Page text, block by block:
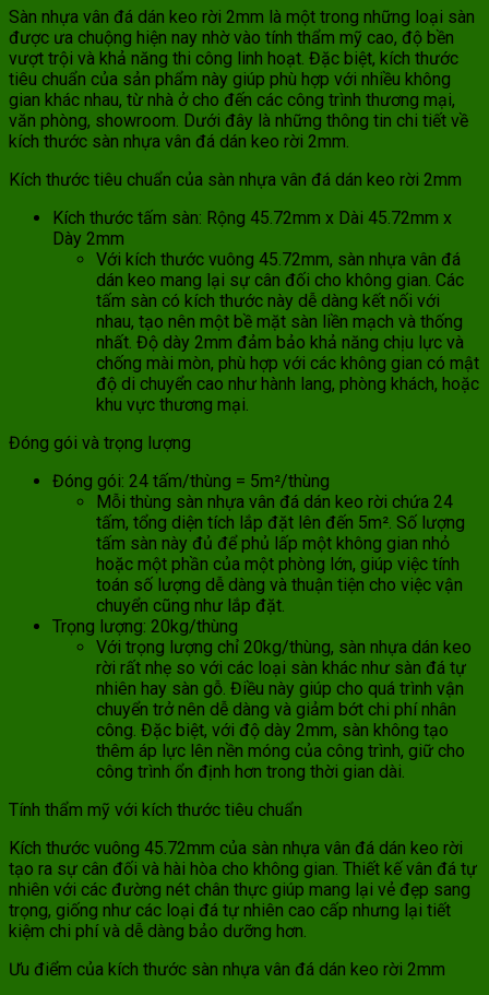
Sàn nhựa vân đá dán keo rời 2mm là một trong những loại sàn
được ưa chuộng hiện nay nhờ vào tính thẩm mỹ cao, độ bền
vượt trội và khả năng thi công linh hoạt. Đặc biệt, kích thước
tiêu chuẩn của sản phẩm này giúp phù hợp với nhiều không
gian khác nhau, từ nhà ở cho đến các công trình thương mại,
văn phòng, showroom. Dưới đây là những thông tin chi tiết về
kích thước sàn nhựa vân đá dán keo rời 2mm.
Kích thước tiêu chuẩn của sàn nhựa vân đá dán keo rời 2mm
Kích thước tấm sàn: Rộng 45.72mm x Dài 45.72mm x
Dày 2mm
Với kích thước vuông 45.72mm, sàn nhựa vân đá
dán keo mang lại sự cân đối cho không gian. Các
tấm sàn có kích thước này dễ dàng kết nối với
nhau, tạo nên một bề mặt sàn liền mạch và thống
nhất. Độ dày 2mm đảm bảo khả năng chịu lực và
chống mài mòn, phù hợp với các không gian có mật
độ di chuyển cao như hành lang, phòng khách, hoặc
khu vực thương mại.
Đóng gói và trọng lượng
Đóng gói: 24 tấm/thùng = 5m²/thùng
Mỗi thùng sàn nhựa vân đá dán keo rời chứa 24
tấm, tổng diện tích lắp đặt lên đến 5m². Số lượng
tấm sàn này đủ để phủ lấp một không gian nhỏ
hoặc một phần của một phòng lớn, giúp việc tính
toán số lượng dễ dàng và thuận tiện cho việc vận
chuyển cũng như lắp đặt.
Trọng lượng: 20kg/thùng
Với trọng lượng chỉ 20kg/thùng, sàn nhựa dán keo
rời rất nhẹ so với các loại sàn khác như sàn đá tự
nhiên hay sàn gỗ. Điều này giúp cho quá trình vận
chuyển trở nên dễ dàng và giảm bớt chi phí nhân
công. Đặc biệt, với độ dày 2mm, sàn không tạo
thêm áp lực lên nền móng của công trình, giữ cho
công trình ổn định hơn trong thời gian dài.
Tính thẩm mỹ với kích thước tiêu chuẩn
Kích thước vuông 45.72mm của sàn nhựa vân đá dán keo rời
tạo ra sự cân đối và hài hòa cho không gian. Thiết kế vân đá tự
nhiên với các đường nét chân thực giúp mang lại vẻ đẹp sang
trọng, giống như các loại đá tự nhiên cao cấp nhưng lại tiết
kiệm chi phí và dễ dàng bảo dưỡng hơn.
Ưu điểm của kích thước sàn nhựa vân đá dán keo rời 2mm